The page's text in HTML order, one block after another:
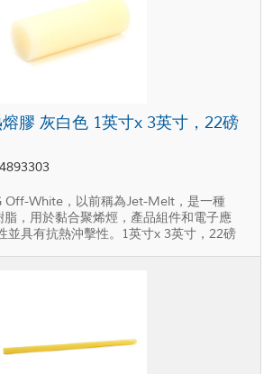
膠 灰白色 1英寸x 3英寸，22磅
Off-White，以前稱為Jet-Melt，是一種
脂，用於黏合聚烯烴，產品組件和電子應
並具有抗熱沖擊性。1英寸x 3英寸，22磅